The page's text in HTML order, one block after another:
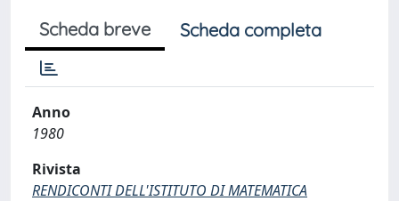
Scheda breve Scheda completa
Anno
1980
Rivista
RENDICONTI DELL'ISTITUTO DI MATEMATICA